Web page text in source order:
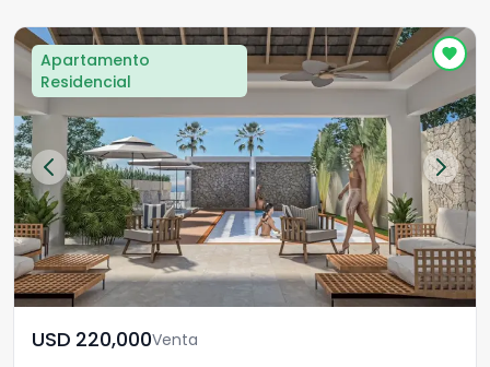
Apartamento
Residencial
USD	220,000Venta